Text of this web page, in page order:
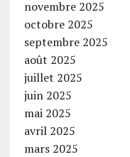
novembre 2025
octobre 2025
septembre 2025
août 2025
juillet 2025
juin 2025
mai 2025
avril 2025
mars 2025